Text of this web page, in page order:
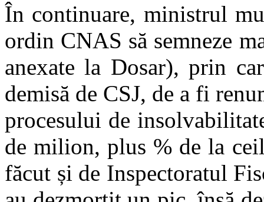
În continuare, ministrul
ordin CNAS să semneze
anexate la Dosar), prin
demisă de CSJ, de a fi
procesului de
de milion, plus % de la
făcut și de Inspectoratul